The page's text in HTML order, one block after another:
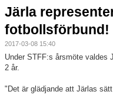
Verksamheten
Trygg förening
Järla
fotbollsförbund!
2017-03-08 15:40
Under STFF:s årsmöte valdes
2 år.
"Det är glädjande att Järlas